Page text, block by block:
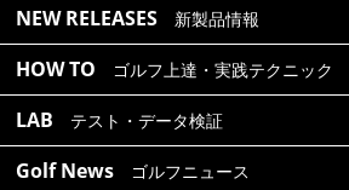
NEW RELEASES 新製品情報
HOW TO ゴルフ上達・実践テクニック
LAB テスト・データ検証
Golf News ゴルフニュース